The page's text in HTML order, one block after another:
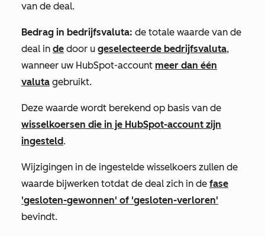
van de deal.
Bedrag in bedrijfsvaluta: de totale waarde van de
deal in de door u geselecteerde bedrijfsvaluta,
wanneer uw HubSpot-account meer dan één
valuta gebruikt.
Deze waarde wordt berekend op basis van de
wisselkoersen die in je HubSpot-account zijn
ingesteld.
Wijzigingen in de ingestelde wisselkoers zullen de
waarde bijwerken totdat de deal zich in de fase
'gesloten-gewonnen' of 'gesloten-verloren'
bevindt.